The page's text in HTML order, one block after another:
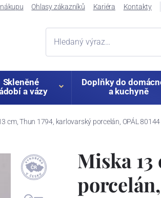
Ohlasy zákazníků Kariéra Kontakty
Skleněné
a vázy
Doplňky do
a kuchyně
cm, Thun 1794, karlovarský porcelán, OPÁL 80144
Miska